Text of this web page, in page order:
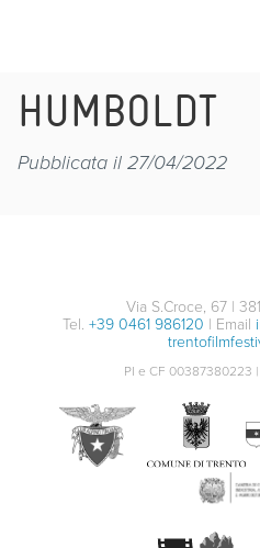
HUMBOLDT
Pubblicata il 27/04/2022
Via S.Croce, 67 |
Tel. +39 0461 986120 | Email
PI e CF 00387380223 |